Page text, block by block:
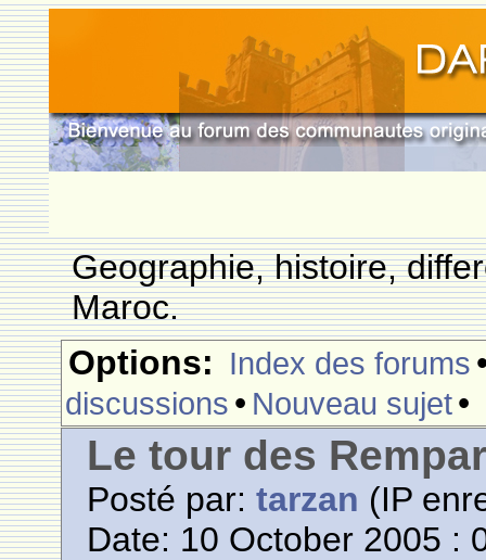
Geographie, histoire,
Maroc.
Options: Index des forums
discussions • Nouveau sujet•
Le tour des
Posté par:tarzan (IP
Date: 10 October 2005 :